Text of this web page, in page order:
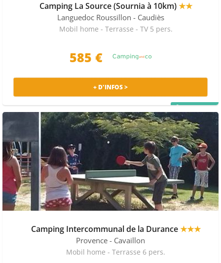
Camping La Source (Sournia à 10km)★★
Languedoc Roussillon - Caudiès
Mobil home - Terrasse - TV 5 pers.
585 €
+ D'INFOS >
Camping Intercommunal de la Durance★★★
Provence - Cavaillon
Mobil home - Terrasse 6 pers.